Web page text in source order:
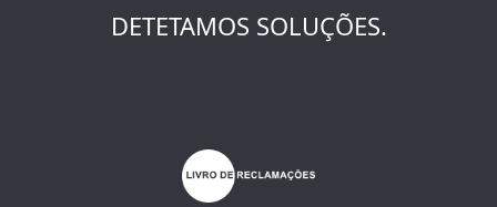
DETETAMOS SOLUÇÕES.